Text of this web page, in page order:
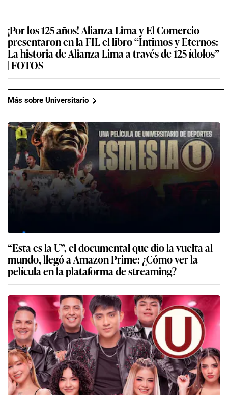
¡Por los 125 años! Alianza Lima y El Comercio
presentaron en la FIL el libro “Íntimos y Eternos:
La historia de Alianza Lima a través de 125 ídolos”
| FOTOS
Más sobre Universitario
“Esta es la U”, el documental que dio la vuelta al
mundo, llegó a Amazon Prime: ¿Cómo ver la
película en la plataforma de streaming?